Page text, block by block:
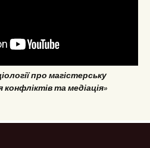
про магістерську
та медіація»